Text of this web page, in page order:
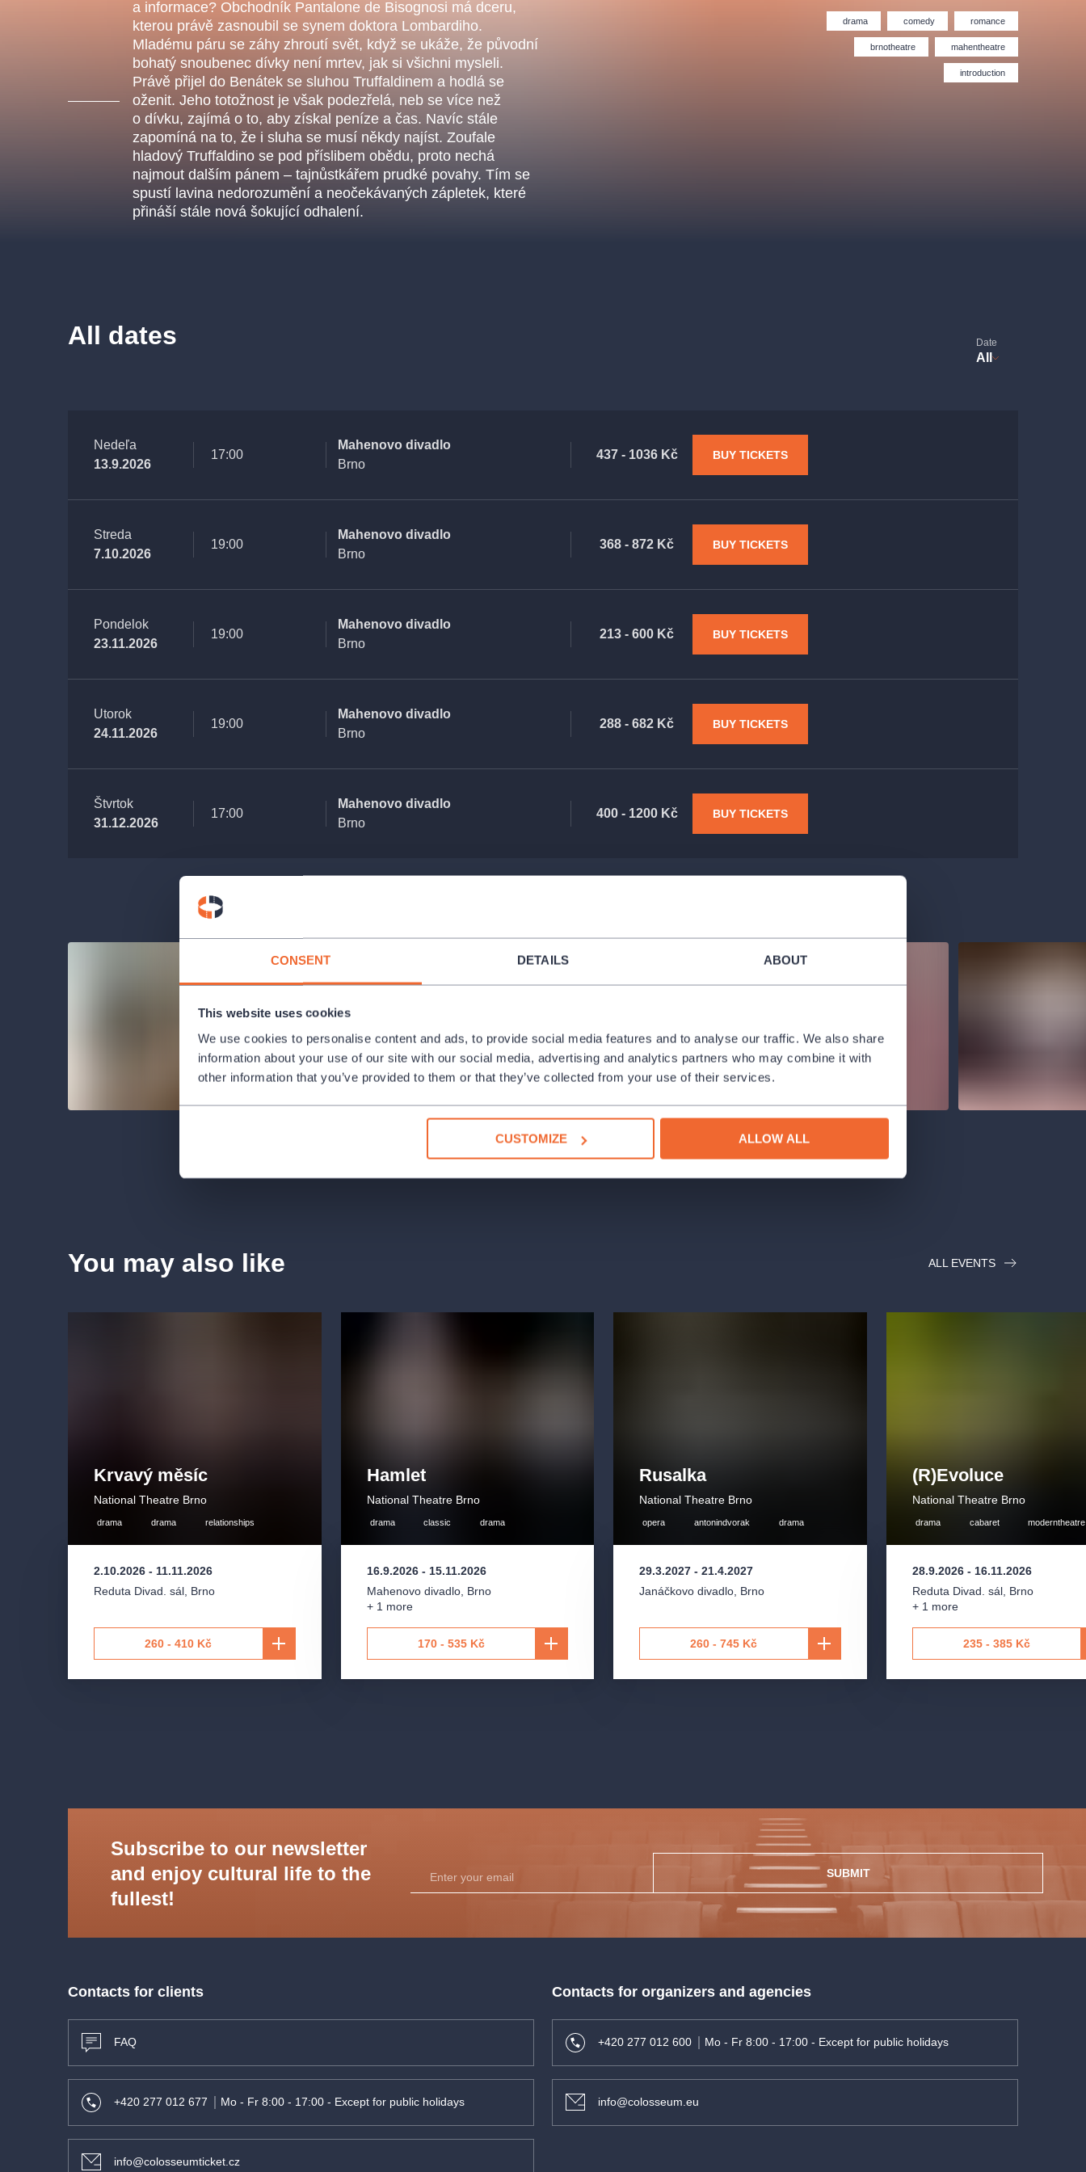
CONSENT DETAILS ABOUT
This website uses cookies
We use cookies to personalise content and ads, to provide social media features and to analyse our traffic. We also share
information about your use of our site with our social media, advertising and analytics partners who may combine it with
other information that you’ve provided to them or that they’ve collected from your use of their services.
CUSTOMIZE ALLOW ALL
a informace? Obchodník Pantalone de Bisognosi má dceru,
kterou právě zasnoubil se synem doktora Lombardiho.
Mladému páru se záhy zhroutí svět, když se ukáže, že původní
bohatý snoubenec dívky není mrtev, jak si všichni mysleli.
Právě přijel do Benátek se sluhou Truffaldinem a hodlá se
oženit. Jeho totožnost je však podezřelá, neb se více než
o dívku, zajímá o to, aby získal peníze a čas. Navíc stále
zapomíná na to, že i sluha se musí někdy najíst. Zoufale
hladový Truffaldino se pod příslibem obědu, proto nechá
najmout dalším pánem – tajnůstkářem prudké povahy. Tím se
spustí lavina nedorozumění a neočekávaných zápletek, které
přináší stále nová šokující odhalení.
drama comedy romance
brnotheatre mahentheatre
introduction
All dates Date
All
Nedeľa
13.9.2026
17:00
Mahenovo divadlo
Brno
437 - 1036 Kč BUY TICKETS
Streda
7.10.2026
19:00
Mahenovo divadlo
Brno
368 - 872 Kč BUY TICKETS
Pondelok
23.11.2026
19:00
Mahenovo divadlo
Brno
213 - 600 Kč BUY TICKETS
Utorok
24.11.2026
19:00
Mahenovo divadlo
Brno
288 - 682 Kč BUY TICKETS
Štvrtok
31.12.2026
17:00
Mahenovo divadlo
Brno
400 - 1200 Kč BUY TICKETS
You may also like ALL EVENTS
Krvavý měsíc
National Theatre Brno
drama drama relationships
2.10.2026 - 11.11.2026
Reduta Divad. sál Brno
260 - 410 Kč
Hamlet
National Theatre Brno
drama classic drama
16.9.2026- 15.11.2026
Mahenovo divadlo, Brno
+ 1 more
170 - 535 Kč
Rusalka
National Theatre Brno
opera antonindvorak drama
29.3.2027 -21.4.2027
Janáčkovo divadlo Brno
260 - 745 Kč
(R)Evoluce
National Theatre Brno
drama cabaret moderntheatre
28.9.2026- 16.11.2026
Reduta Divad. sál, Brno
+ 1 more
235 - 385 Kč
Subscribe to our newsletter
and enjoy cultural life to the
fullest!
SUBMIT
Contacts for clients
FAQ
+420 277 012 677 Mo - Fr 8:00 - 17:00 - Except for public holidays
info@colosseumticket.cz
Contacts for organizers and agencies
+420 277 012 600 Mo - Fr 8:00 - 17:00 - Except for public holidays
info@colosseum.eu
Agentura 44, s.r.o.
s.r.o.
Other's search
musicalsprague
The most popular